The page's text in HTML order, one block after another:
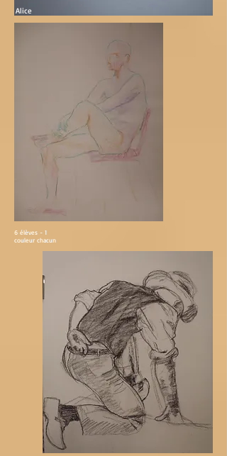
Alice
6 élèves - 1
couleur chacun